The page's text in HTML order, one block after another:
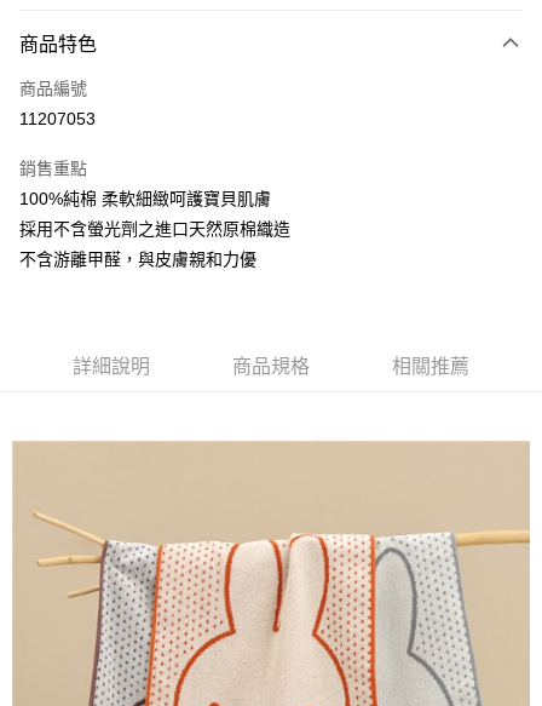
信用卡一次付款
超商取貨付款
ATM付款
運送方式
7-11取貨付款
宅配
商品特色
商品編號
11207053
銷售重點
100%純棉 柔軟細緻呵護寶貝肌膚
採用不含螢光劑之進口天然原棉織造
不含游離甲醛，與皮膚親和力優
詳細說明 商品規格 相關推薦